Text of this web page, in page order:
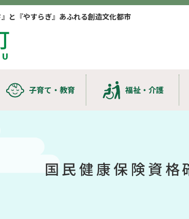
と『やすらぎ』あふれる創造文化都市
子育て・教育 福祉・介護
国民健康保険資格